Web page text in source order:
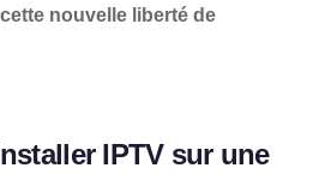
nouvelle liberté de
IPTV sur une